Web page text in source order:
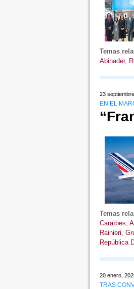
Temas
Abinader,
23
EN EL
Temas
Caraïbes
Rainieri
República
20 enero,
TRAS